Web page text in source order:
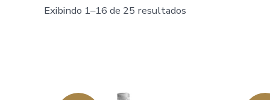
Exibindo 1–16 de 25 resultados